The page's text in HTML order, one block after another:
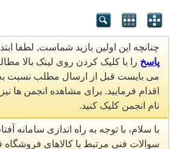
چنانچه این اولین بازید شماست, لطفا ابتدا
پاسخ را با کلیک کردن روی لینک بالا
می بایست قبل از ارسال مطلب نسبت
اقدام فرمایید. برای مشاهده انجمن ها
نام انجمن کلیک کنید.
با سلام، با توجه به راه اندازی سامانه
سوالات فنی مرتبط با کالاهای فروشگاه